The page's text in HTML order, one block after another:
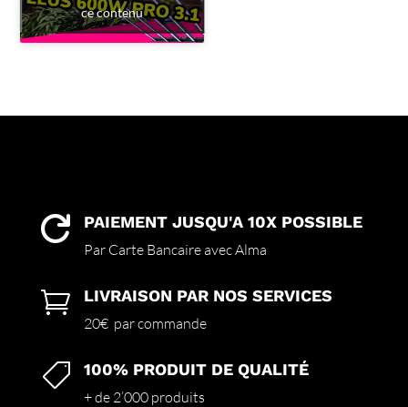
ce contenu
 PAIEMENT JUSQU'A 10X POSSIBLE
Par Carte Bancaire avec Alma
 LIVRAISON PAR NOS SERVICES
20€ par commande
 100% PRODUIT DE QUALITÉ
+ de 2’000 produits